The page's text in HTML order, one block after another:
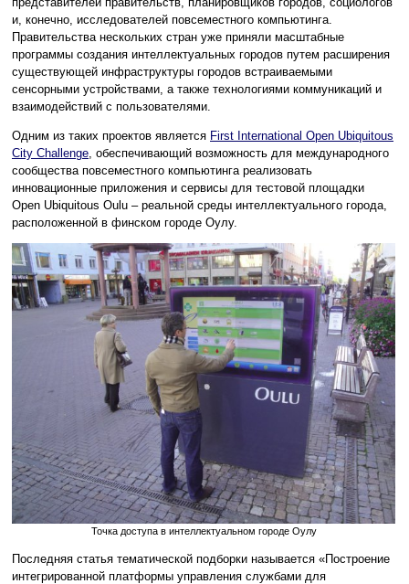
и, конечно, исследователей повсеместного компьютинга.
Правительства нескольких стран уже приняли масштабные
программы создания интеллектуальных городов путем расширения
существующей инфраструктуры городов встраиваемыми
сенсорными устройствами, а также технологиями коммуникаций и
взаимодействий с пользователями.
Одним из таких проектов является First International Open Ubiquitous
City Challenge, обеспечивающий возможность для международного
сообщества повсеместного компьютинга реализовать
инновационные приложения и сервисы для тестовой площадки
Open Ubiquitous Oulu – реальной среды интеллектуального города,
расположенной в финском городе Оулу.
Точка доступа в интеллектуальном городе Оулу
Последняя статья тематической подборки называется «Построение
интегрированной платформы управления службами для